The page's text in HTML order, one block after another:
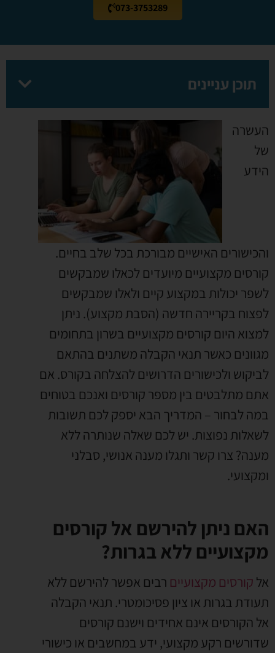
073-3753289
תוכן עניינים
העשרה
של
הידע
והכישורים האישיים מבורכת בכל שלב בחיים.
קורסים מקצועיים מיועדים לכאלו שמבקשים
לשפר יכולות במקצוע קיים ולאלו שמבקשים
לפצוח בקריירה חדשה (הסבת מקצוע). ניתן
למצוא היום קורסים מקצועיים בשרון בתחומים
מגוונים כאשר תנאי הקבלה משתנים בהתאם
לביקוש ולכישורים הדרושים להצלחה בקורס. אם
אתם מתלבטים בין מספר קורסים ואנכם בטוחים
במה לבחור – המדריך הבא יספק לכם תשובות
לשאלות נפוצות. יש לכם שאלה שנותרה ללא
מענה? צרו קשר ותגלו מענה אנושי, סבלני
ומקצועי.
האם ניתן להירשם אל קורסים
מקצועיים ללא בגרות?
אל קורסים מקצועיים רבים אפשר להירשם ללא
תעודת בגרות או ציון פסיכומטרי. תנאי הקבלה
אל הקורסים אינם אחידים וישנם קורסים
שדורשים רקע מקצועי, ידע במחשבים או כישורי